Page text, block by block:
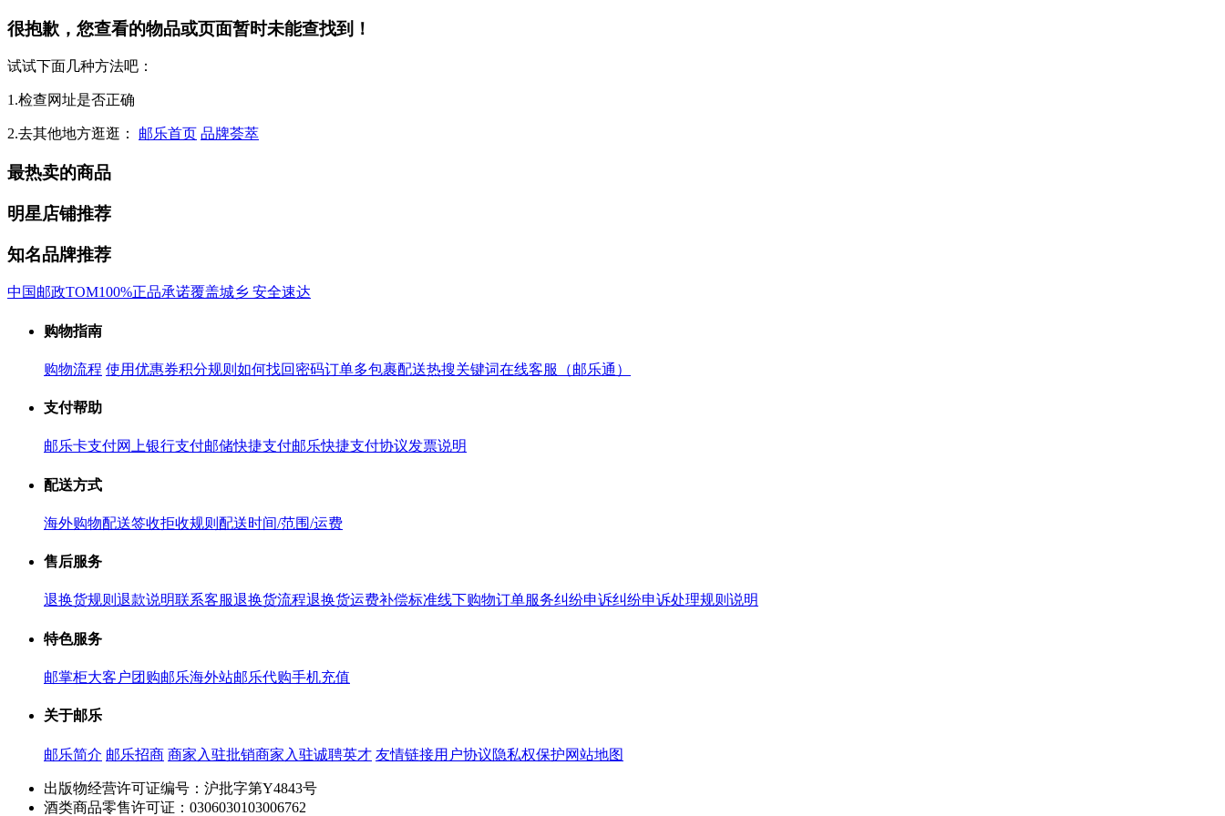
很抱歉，您查看的物品或页面暂时未能查找到！
试试下面几种方法吧：
1.检查网址是否正确
2.去其他地方逛逛： 邮乐首页 品牌荟萃
最热卖的商品
明星店铺推荐
知名品牌推荐
中国邮政TOM100%正品承诺覆盖城乡 安全速达
购物指南
购物流程 使用优惠券积分规则 如何找回密码订单多包裹配送热搜关键词在线客服（邮乐通）
支付帮助
邮乐卡支付网上银行支付邮储快捷支付邮乐快捷支付协议发票说明
配送方式
海外购物配送签收拒收规则 配送时间/范围/运费
售后服务
退换货规则 退款说明联系客服退换货流程退换货运费补偿标准线下购物订单服务纠纷申诉纠纷申诉处理规则说明
特色服务
邮掌柜大客户团购邮乐海外站邮乐代购手机充值
关于邮乐
邮乐简介 邮乐招商 商家入驻批销商家入驻诚聘英才 友情链接用户协议隐私权保护网站地图
出版物经营许可证编号：沪批字第Y4843号
酒类商品零售许可证：0306030103006762